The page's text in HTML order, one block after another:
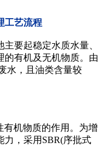
工艺流程
要起稳定水质水量、
的有机及无机物质。由
水，且油类含量较
机物质的作用。为增
力，采用SBR(序批式